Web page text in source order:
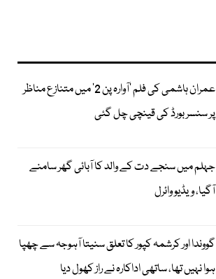
عمران ہاشمی کی فلم ’آوارہ پن 2‘ میں متنازع مناظر
پر سنسر بورڈ کی قینچی چل گئی
جہلم میں سنجے دت کے والد کا آبائی گھر سامنے
آگیا، ویڈیو وائرل
گووندا اور کرشمہ کپور کا تعلق سنیتا آہوجہ سے چھپا
ہوا نہیں تھا، ساتھی اداکارہ نے راز کھول دیا